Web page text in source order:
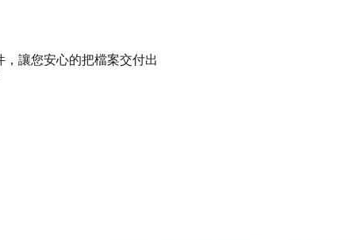
，讓您安心的把檔案交付出